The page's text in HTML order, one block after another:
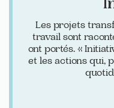
Les projets
travail sont
ont portés. «
et les actions qui,